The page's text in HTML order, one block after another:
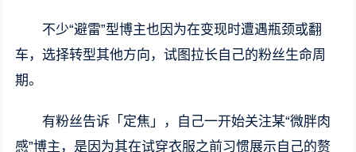
不少“避雷”型博主也因为在变现时遭遇瓶颈或翻
车，选择转型其他方向，试图拉长自己的粉丝生命周
期。
有粉丝告诉「定焦」，自己一开始关注某“微胖肉
感”博主，是因为其在试穿衣服之前习惯展示自己的赘